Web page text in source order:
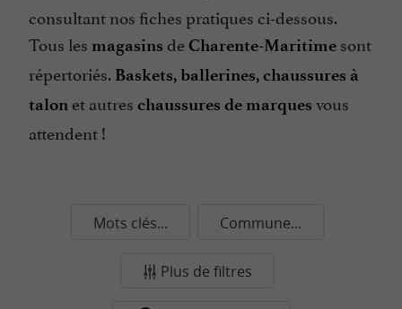
consultant nos fiches pratiques ci-dessous.
Tous les magasins deCharente-Maritime sont
répertoriés. Baskets, ballerines, chaussures à
talon et autres chaussures de marques vous
attendent !
Mots clés... Commune...
Plus de filtres